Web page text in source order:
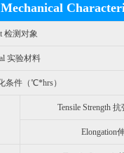
Mechanical
检测对象
实验材料
条件（℃*hrs）
Tensile Strength
Elongation